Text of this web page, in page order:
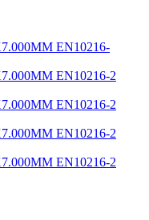
EN10216-
EN10216-2
EN10216-2
EN10216-2
EN10216-2